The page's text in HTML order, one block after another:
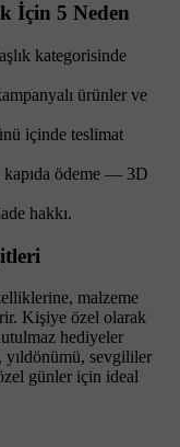
İçin 5 Neden
kategorisinde
ürünler ve
içinde teslimat
kapıda ödeme — 3D
hakkı.
malzeme
Kişiye özel olarak
hediyeler
yıldönümü, sevgililer
günler için ideal